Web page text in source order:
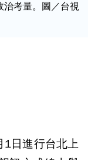
治考量。圖／台視
1日進行台北上